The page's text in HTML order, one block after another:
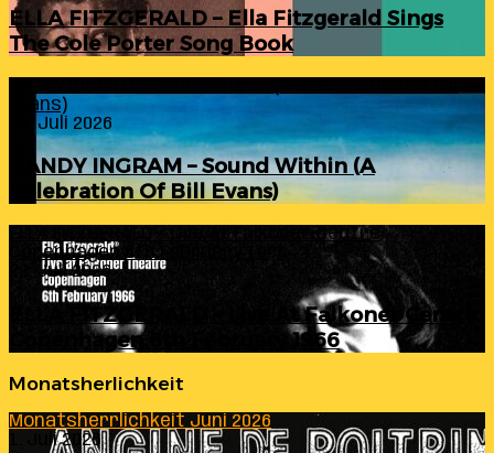
ELLA FITZGERALD – Ella Fitzgerald Sings
The Cole Porter Song Book
Evans)
24. Juli 2026
RANDY INGRAM – Sound Within (A
Celebration Of Bill Evans)
ELLA FITZGERALD – Live At Falkoner Centre
Copenhagen 6th February 1966
23. Juli 2026
ELLA FITZGERALD – Live At Falkoner Centre
Copenhagen 6th February 1966
Monatsherlichkeit
Monatsherrlichkeit Juni 2026
1. Juli 2026